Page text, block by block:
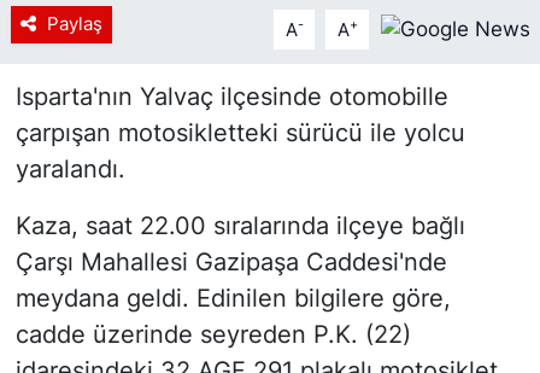
Paylaş A- A+
Isparta'nın Yalvaç ilçesinde otomobille
çarpışan motosikletteki sürücü ile yolcu
yaralandı.
Kaza, saat 22.00 sıralarında ilçeye bağlı
Çarşı Mahallesi Gazipaşa Caddesi'nde
meydana geldi. Edinilen bilgilere göre,
cadde üzerinde seyreden P.K. (22)